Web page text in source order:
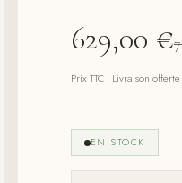
629,00 €
Prix TTC · Livraison
EN STOCK